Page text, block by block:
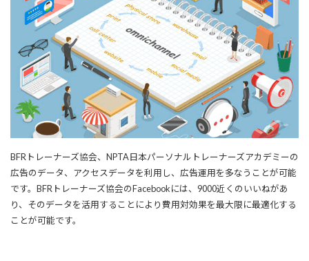
BFRトレーナーズ協会、NPTA日本パーソナルトレーナーズアカデミーの
広告のデータ、アクセスデータを利用し、広告運用を多なうことが可能
です。BFRトレーナーズ協会のFacebookには、9000近くのいいねがあ
り、そのデータを活用することにより費用対効果を最大限に最適化する
ことが可能です。